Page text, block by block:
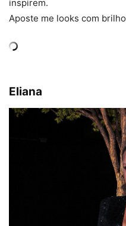
inspirem.
Aposte me looks com brilho
Eliana